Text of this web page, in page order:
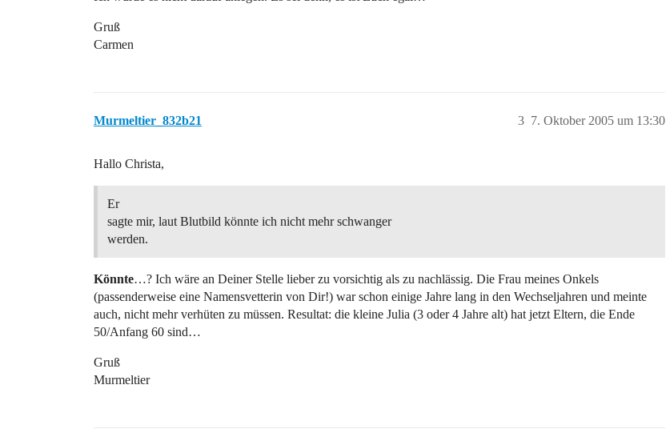
Gruß
Carmen
Murmeltier_832b21 7. Oktober 2005 um 13:30
3
Hallo Christa,
Er
sagte mir, laut Blutbild könnte ich nicht mehr schwanger
werden.
Könnte…? Ich wäre an Deiner Stelle lieber zu vorsichtig als zu nachlässig. Die Frau meines Onkels
(passenderweise eine Namensvetterin von Dir!) war schon einige Jahre lang in den Wechseljahren und meinte
auch, nicht mehr verhüten zu müssen. Resultat: die kleine Julia (3 oder 4 Jahre alt) hat jetzt Eltern, die Ende
50/Anfang 60 sind…
Gruß
Murmeltier